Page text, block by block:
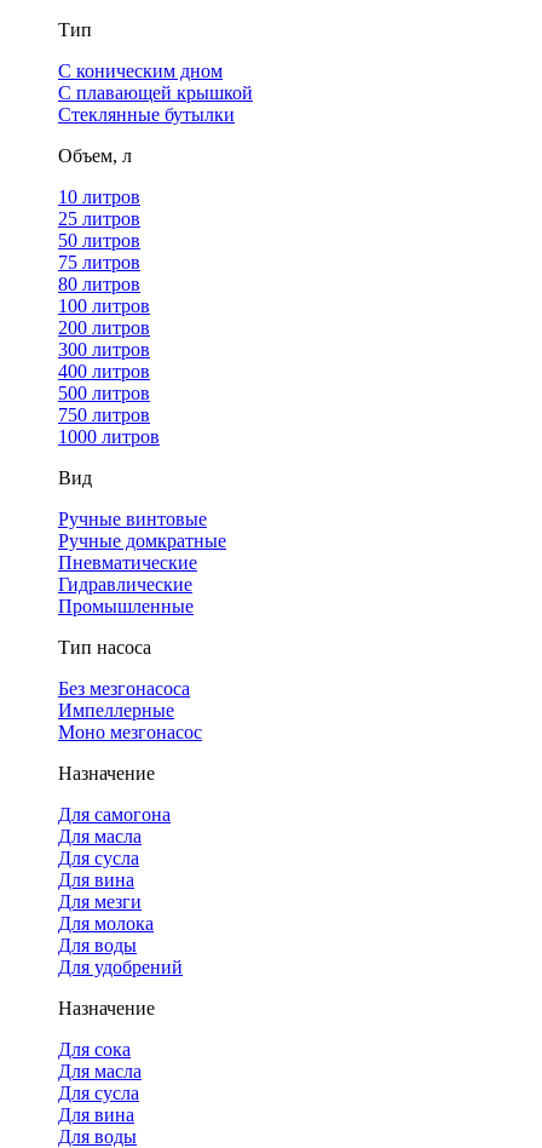
Тип
С коническим дном
С плавающей крышкой
Стеклянные бутылки
Объем, л
10 литров
25 литров
50 литров
75 литров
80 литров
100 литров
200 литров
300 литров
400 литров
500 литров
750 литров
1000 литров
Вид
Ручные винтовые
Ручные домкратные
Пневматические
Гидравлические
Промышленные
Тип насоса
Без мезгонасоса
Импеллерные
Моно мезгонасос
Назначение
Для самогона
Для масла
Для сусла
Для вина
Для мезги
Для молока
Для воды
Для удобрений
Назначение
Для сока
Для масла
Для сусла
Для вина
Для воды